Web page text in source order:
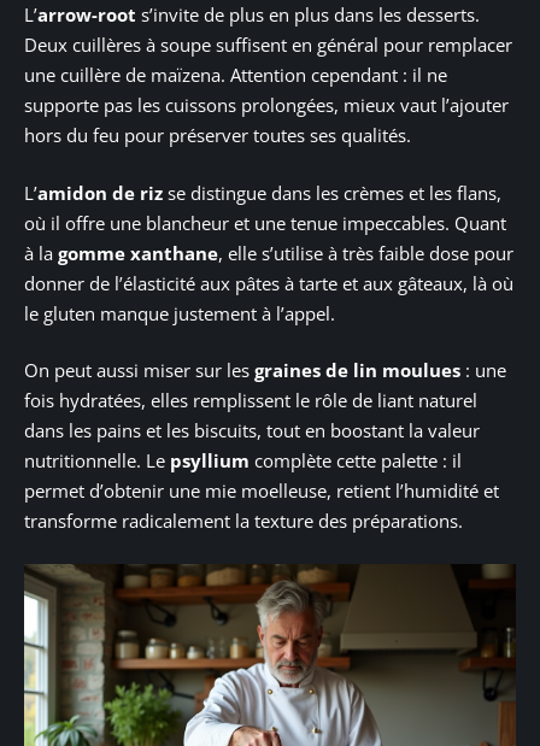
L’arrow-root s’invite de plus en plus dans les desserts.
Deux cuillères à soupe suffisent en général pour remplacer
une cuillère de maïzena. Attention cependant : il ne
supporte pas les cuissons prolongées, mieux vaut l’ajouter
hors du feu pour préserver toutes ses qualités.
L’amidon de riz se distingue dans les crèmes et les flans,
où il offre une blancheur et une tenue impeccables. Quant
à la gomme xanthane, elle s’utilise à très faible dose pour
donner de l’élasticité aux pâtes à tarte et aux gâteaux, là où
le gluten manque justement à l’appel.
On peut aussi miser sur les graines de lin moulues : une
fois hydratées, elles remplissent le rôle de liant naturel
dans les pains et les biscuits, tout en boostant la valeur
nutritionnelle. Le psyllium complète cette palette : il
permet d’obtenir une mie moelleuse, retient l’humidité et
transforme radicalement la texture des préparations.